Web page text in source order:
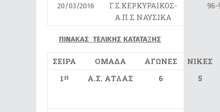
20/03/2016
Γ.Σ.ΚΕΡΚΥΡΑΙΚΟΣ-
Α.Π.Σ ΝΑΥΣΙΚΑ
96-
ΠΙΝΑΚΑΣ ΤΕΛΙΚΗΣ ΚΑΤΑΤΑΞΗΣ
ΣΕΙΡΑ ΟΜΑΔΑ ΑΓΩΝΕΣ
ΝΙΚΕΣ
1Η Α.Σ. ΑΤΛΑΣ 6 5